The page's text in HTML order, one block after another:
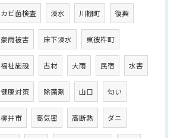
カビ菌検査 浸水 川棚町 復興
豪雨被害 床下浸水 東彼杵町
福祉施設 古材 大雨 民宿 水害
健康対策 除菌剤 山口 匂い
柳井市 高気密 高断熱 ダニ